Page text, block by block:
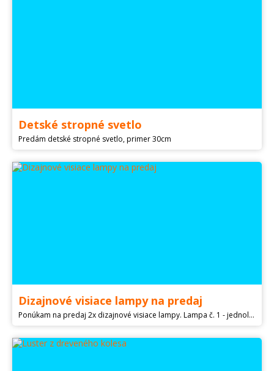
Detské stropné svetlo
Predám detské stropné svetlo, primer 30cm
Dizajnové visiace lampy na predaj
Ponúkam na predaj 2x dizajnové visiace lampy. Lampa č. 1 - jednolampa s kamienkami, cena 50€ Lampa č. 2 - trojlampa, strieborná, vysoký lesk, cena 30€ Súčasťou sú aj úsporné žiarovky. Lampy sú funkčné, sú vo veľmi dobrom stave. Osobný odber v TT. V prípade záujmu ma kontaktujte telefonicky na .